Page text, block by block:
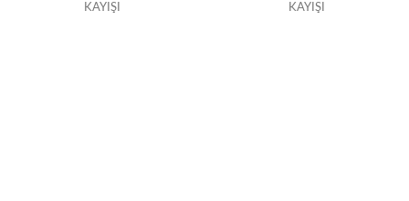
KAYIŞI
KAYIŞI